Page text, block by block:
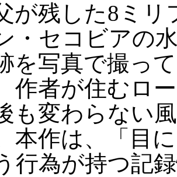
が残した8ミリ
・セコビアの
を写真で撮
作者が住むロ
も変わらない
本作は、「目
行為が持つ記